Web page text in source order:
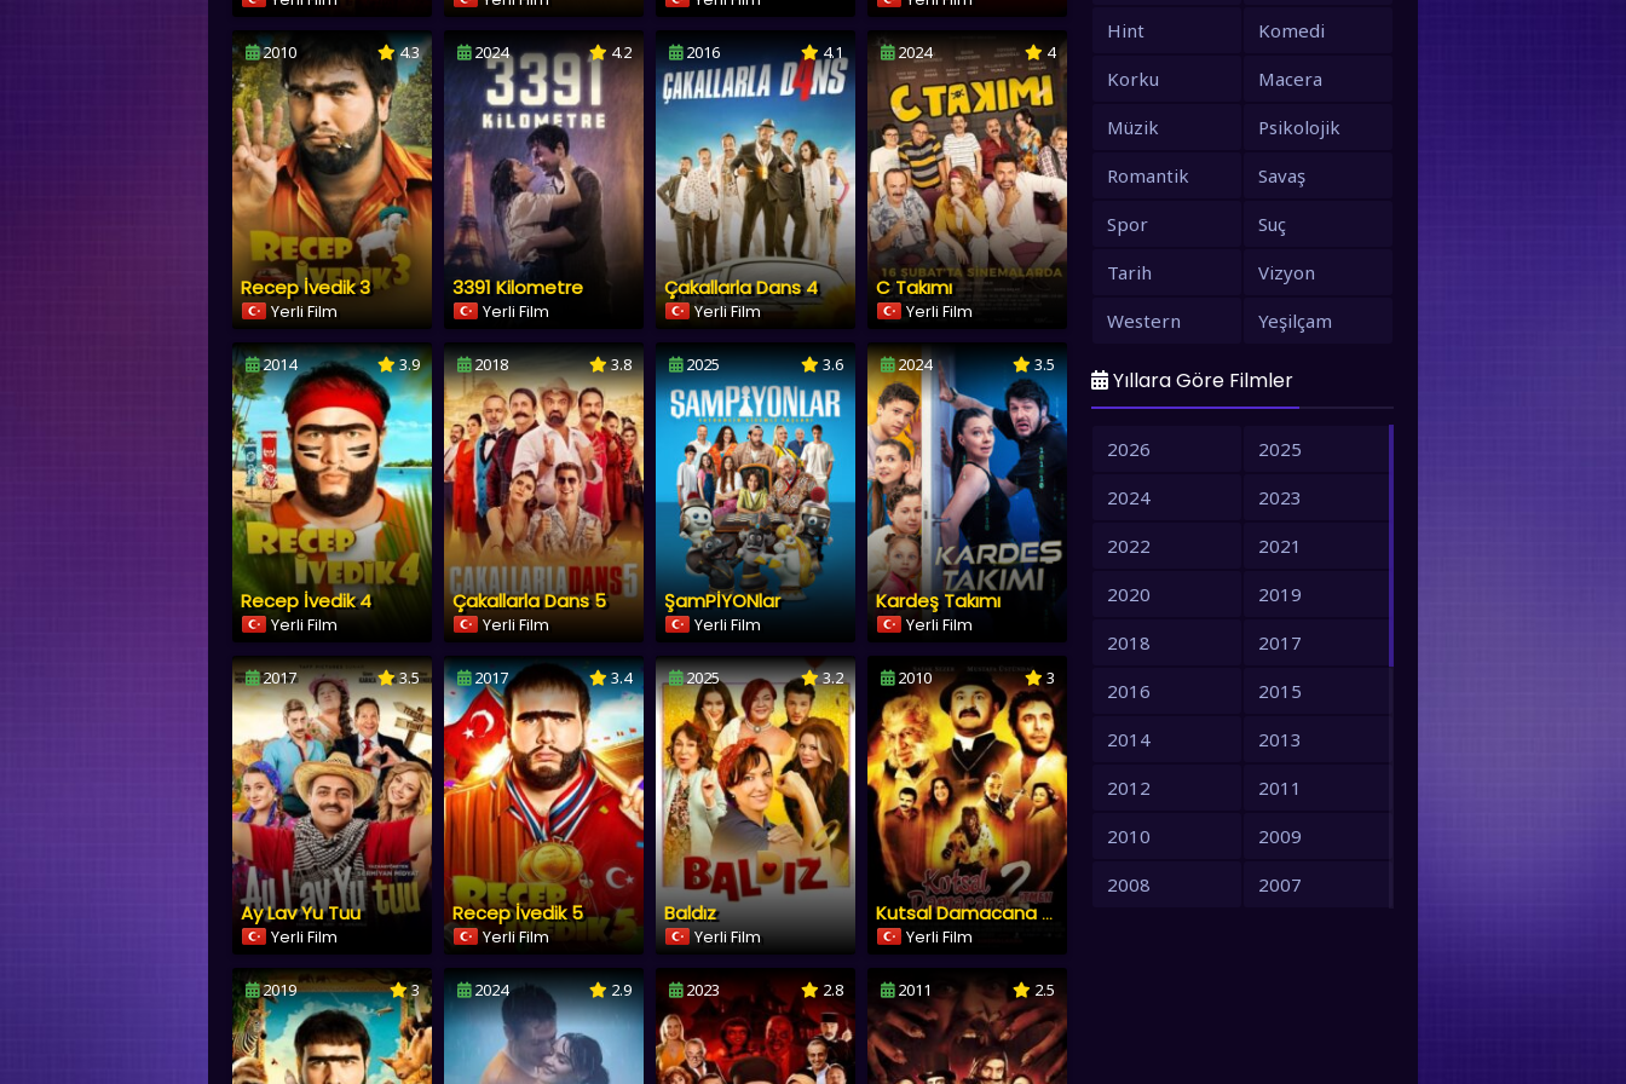
2010 4.3
Recep İvedik 3
Yerli Film
2024 4.2
3391 Kilometre
Yerli Film
2016 4.1
Çakallarla Dans 4
Yerli Film
2024 4
C Takımı
Yerli Film
2014 3.9
Recep İvedik 4
Yerli Film
2018 3.8
Çakallarla Dans 5
Yerli Film
2025 3.6
ŞamPİYONlar
Yerli Film
2024 3.5
Kardeş Takımı
Yerli Film
2017 3.5
Ay Lav Yu Tuu
Yerli Film
2017 3.4
Recep İvedik 5
Yerli Film
2025 3.2
Baldız
Yerli Film
2010 3
Kutsal Damacana 2: İtmen
Yerli Film
2019 3 2024 2.9 2023 2.8 2011 2.5
Hint
Komedi
Korku
Macera
Müzik
Psikolojik
Romantik
Savaş
Spor
Suç
Tarih
Vizyon
Western
Yeşilçam
Yıllara Göre Filmler
2026
2025
2024
2023
2022
2021
2020
2019
2018
2017
2016
2015
2014
2013
2012
2011
2010
2009
2008
2007